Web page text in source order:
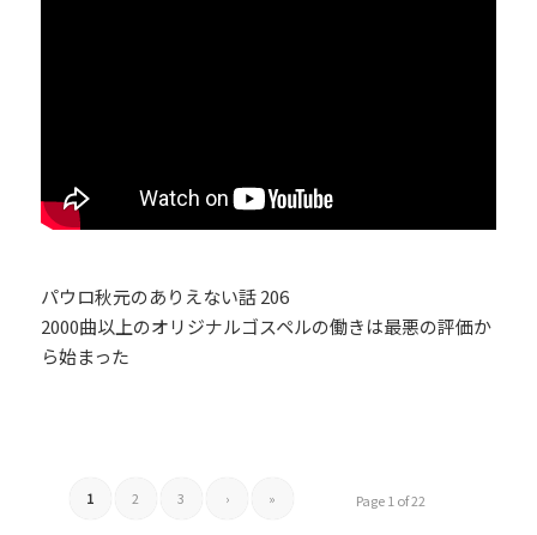
パウロ秋元のありえない話 206
2000曲以上のオリジナルゴスペルの働きは最悪の評価か
ら始まった
Page 1 of 22
1 2 3 › »